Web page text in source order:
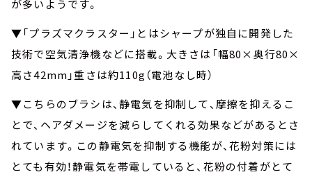
が多いようです。
▼「プラズマクラスター」とはシャープが独自に開発した
技術で空気清浄機などに搭載。大きさは「幅80×奥⾏80×
⾼さ42mm」重さは約110g（電池なし時）
▼こちらのブラシは、静電気を抑制して、摩擦を抑えるこ
とで、ヘアダメージを減らしてくれる効果などがあるとさ
れています。この静電気を抑制する機能が、花粉対策には
とても有効！静電気を帯電していると、花粉の付着がとて